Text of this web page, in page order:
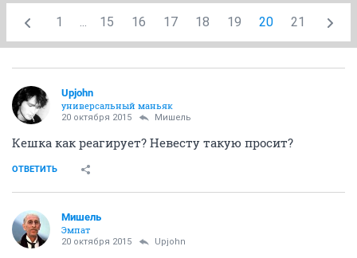
1 ... 15 16 17 18 19 20 21
Upjohn
универсальный маньяк
20 октября 2015 Мишель
Кешка как реагирует? Невесту такую просит?
ОТВЕТИТЬ
Мишель
Эмпат
20 октября 2015 Upjohn